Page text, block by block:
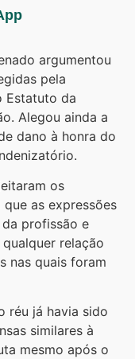
argumentou
pela
Estatuto da
Alegou ainda a
dano à honra do
os
as expressões
profissão e
relação
nas quais foram
réu já havia sido
similares à
mesmo após o